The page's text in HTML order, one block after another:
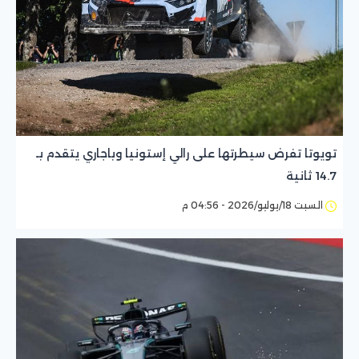
تويوتا تفرض سيطرتها على رالي إستونيا وباجاري يتقدم بـ
14.7 ثانية
السبت 18/يوليو/2026 - 04:56 م